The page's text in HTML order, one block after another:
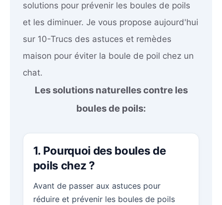
solutions pour prévenir les boules de poils
et les diminuer. Je vous propose aujourd'hui
sur 10-Trucs des astuces et remèdes
maison pour éviter la boule de poil chez un
chat.
Les solutions naturelles contre les
boules de poils:
1. Pourquoi des boules de
poils chez ?
Avant de passer aux astuces pour
réduire et prévenir les boules de poils